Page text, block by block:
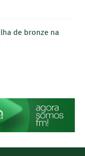
de bronze na